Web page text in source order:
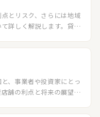
とリスク、さらには地域
詳しく解説します。貸店
。
、事業者や投資家にとっ
舗の利点と将来の展望